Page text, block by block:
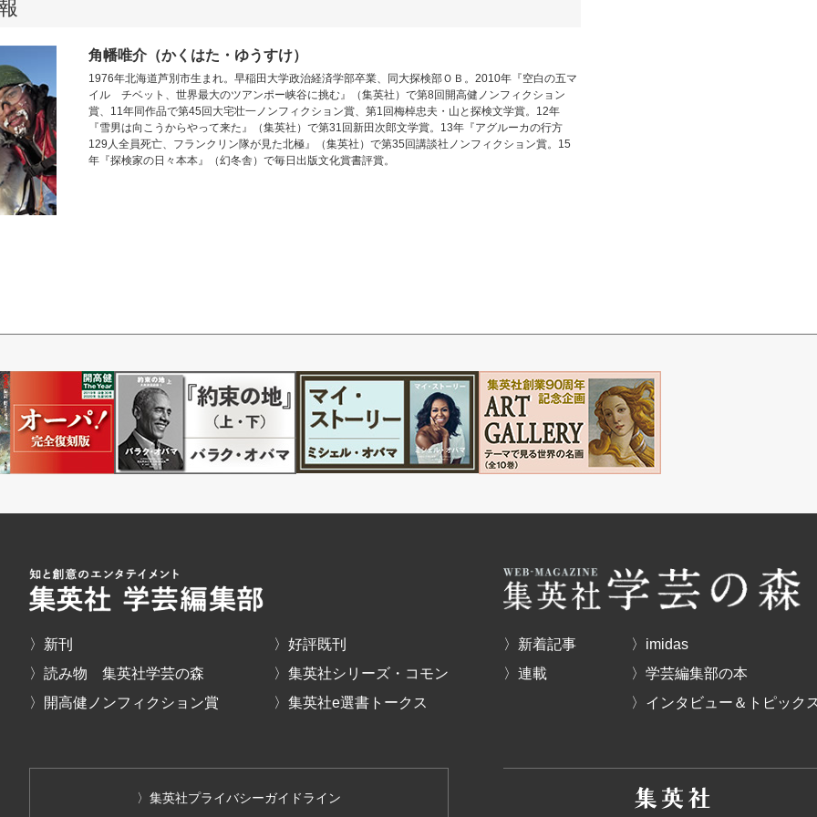
角幡唯介（かくはた・ゆうすけ）
1976年北海道芦別市生まれ。早稲田大学政治経済学部卒業、同大探検部ＯＢ。2010年『空白の五マ
イル チベット、世界最大のツアンポー峡谷に挑む』（集英社）で第8回開高健ノンフィクション
賞、11年同作品で第45回大宅壮一ノンフィクション賞、第1回梅棹忠夫・山と探検文学賞。12年
『雪男は向こうからやって来た』（集英社）で第31回新田次郎文学賞。13年『アグルーカの行方
129人全員死亡、フランクリン隊が見た北極』（集英社）で第35回講談社ノンフィクション賞。15
年『探検家の日々本本』（幻冬舎）で毎日出版文化賞書評賞。
〉新刊
〉読み物 集英社学芸の森
〉開高健ノンフィクション賞
〉好評既刊
〉集英社シリーズ・コモン
〉集英社e選書トークス
〉新着記事
〉連載
〉imidas
〉学芸編集部の本
〉インタビュー＆トピック
〉集英社プライバシーガイドライン